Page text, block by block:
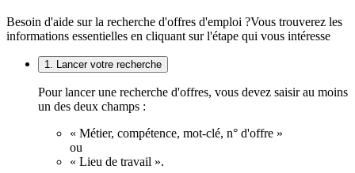
Besoin d'aide sur la recherche d'offres d'emploi ?Vous trouverez les
informations essentielles en cliquant sur l'étape qui vous intéresse
1. Lancer votre recherche
Pour lancer une recherche d'offres, vous devez saisir au moins
un des deux champs :
« Métier, compétence, mot-clé, n° d'offre »
ou
« Lieu de travail ».